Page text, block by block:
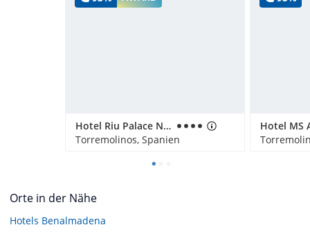
Hotel Riu Palace Nautilus
Torremolinos, Spanien
Hotel MS
Orte in der Nähe
Hotels Benalmadena